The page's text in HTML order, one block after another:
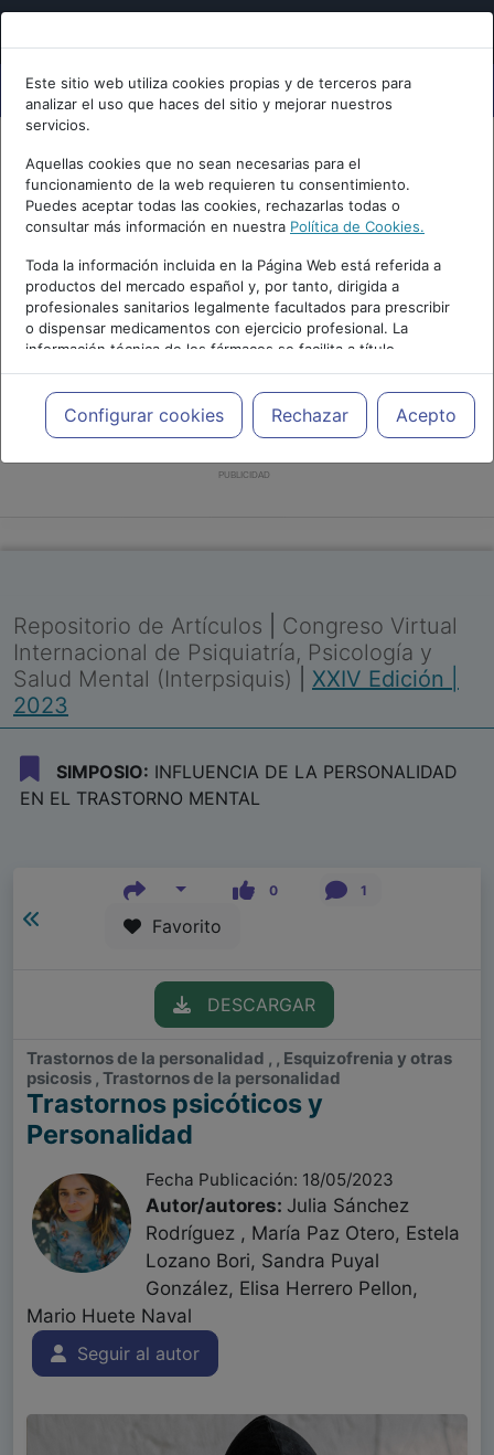
Este sitio web utiliza cookies propias y de terceros para
analizar el uso que haces del sitio y mejorar nuestros
servicios.
Aquellas cookies que no sean necesarias para el
funcionamiento de la web requieren tu consentimiento.
Puedes aceptar todas las cookies, rechazarlas todas o
consultar más información en nuestra Política de Cookies.
Toda la información incluida en la Página Web está referida a
productos del mercado español y, por tanto, dirigida a
profesionales sanitarios legalmente facultados para prescribir
o dispensar medicamentos con ejercicio profesional. La
información técnica de los fármacos se facilita a título
meramente informativo, siendo responsabilidad de los
profesionales facultados prescribir medicamentos y decidir, en
cada caso concreto, el tratamiento más adecuado a las
necesidades del paciente.
Configurar cookies Rechazar Acepto
PUBLICIDAD
Repositorio de Artículos
Congreso Virtual
Internacional de Psiquiatría, Psicología y
Salud Mental (Interpsiquis)
XXIV Edición |
2023
SIMPOSIO: INFLUENCIA DE LA PERSONALIDAD
EN EL TRASTORNO MENTAL
0 1
Favorito
DESCARGAR
Trastornos de la personalidad , , Esquizofrenia y otras
psicosis , Trastornos de la personalidad
Trastornos psicóticos y
Personalidad
Fecha Publicación: 18/05/2023
Autor/autores: Julia Sánchez
Rodríguez , María Paz Otero, Estela
Lozano Bori, Sandra Puyal
González, Elisa Herrero Pellon,
Mario Huete Naval
Seguir al autor